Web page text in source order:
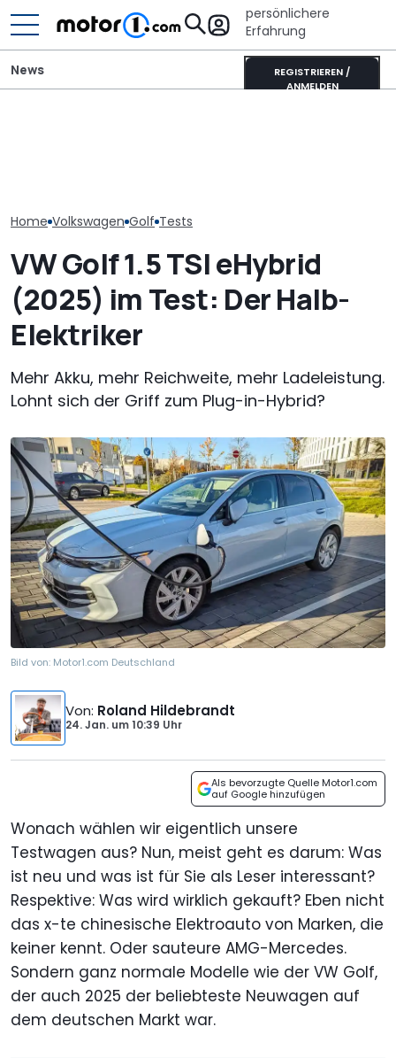
persönlichere
Erfahrung
REGISTRIEREN /
ANMELDEN
News
Home Volkswagen Golf Tests
VW Golf 1.5 TSI eHybrid
(2025) im Test: Der Halb-
Elektriker
Mehr Akku, mehr Reichweite, mehr Ladeleistung.
Lohnt sich der Griff zum Plug-in-Hybrid?
Bild von: Motor1.com Deutschland
Von: Roland Hildebrandt
24. Jan. um10:39 Uhr
Als bevorzugte Quelle Motor1.com
auf Google hinzufügen
Wonach wählen wir eigentlich unsere
Testwagen aus? Nun, meist geht es darum: Was
ist neu und was ist für Sie als Leser interessant?
Respektive: Was wird wirklich gekauft? Eben nicht
das x-te chinesische Elektroauto von Marken, die
keiner kennt. Oder sauteure AMG-Mercedes.
Sondern ganz normale Modelle wie der VW Golf,
der auch 2025 der beliebteste Neuwagen auf
dem deutschen Markt war.